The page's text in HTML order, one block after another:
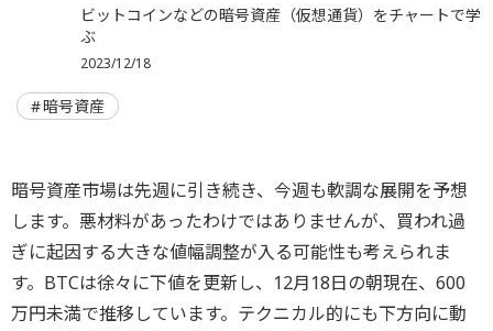
ビットコインなどの暗号資産（仮想通貨）をチャートで学
ぶ
2023/12/18
暗号資産
暗号資産市場は先週に引き続き、今週も軟調な展開を予想
します。悪材料があったわけではありませんが、買われ過
ぎに起因する大きな値幅調整が入る可能性も考えられま
す。BTCは徐々に下値を更新し、12月18日の朝現在、600
万円未満で推移しています。テクニカル的にも下方向に動